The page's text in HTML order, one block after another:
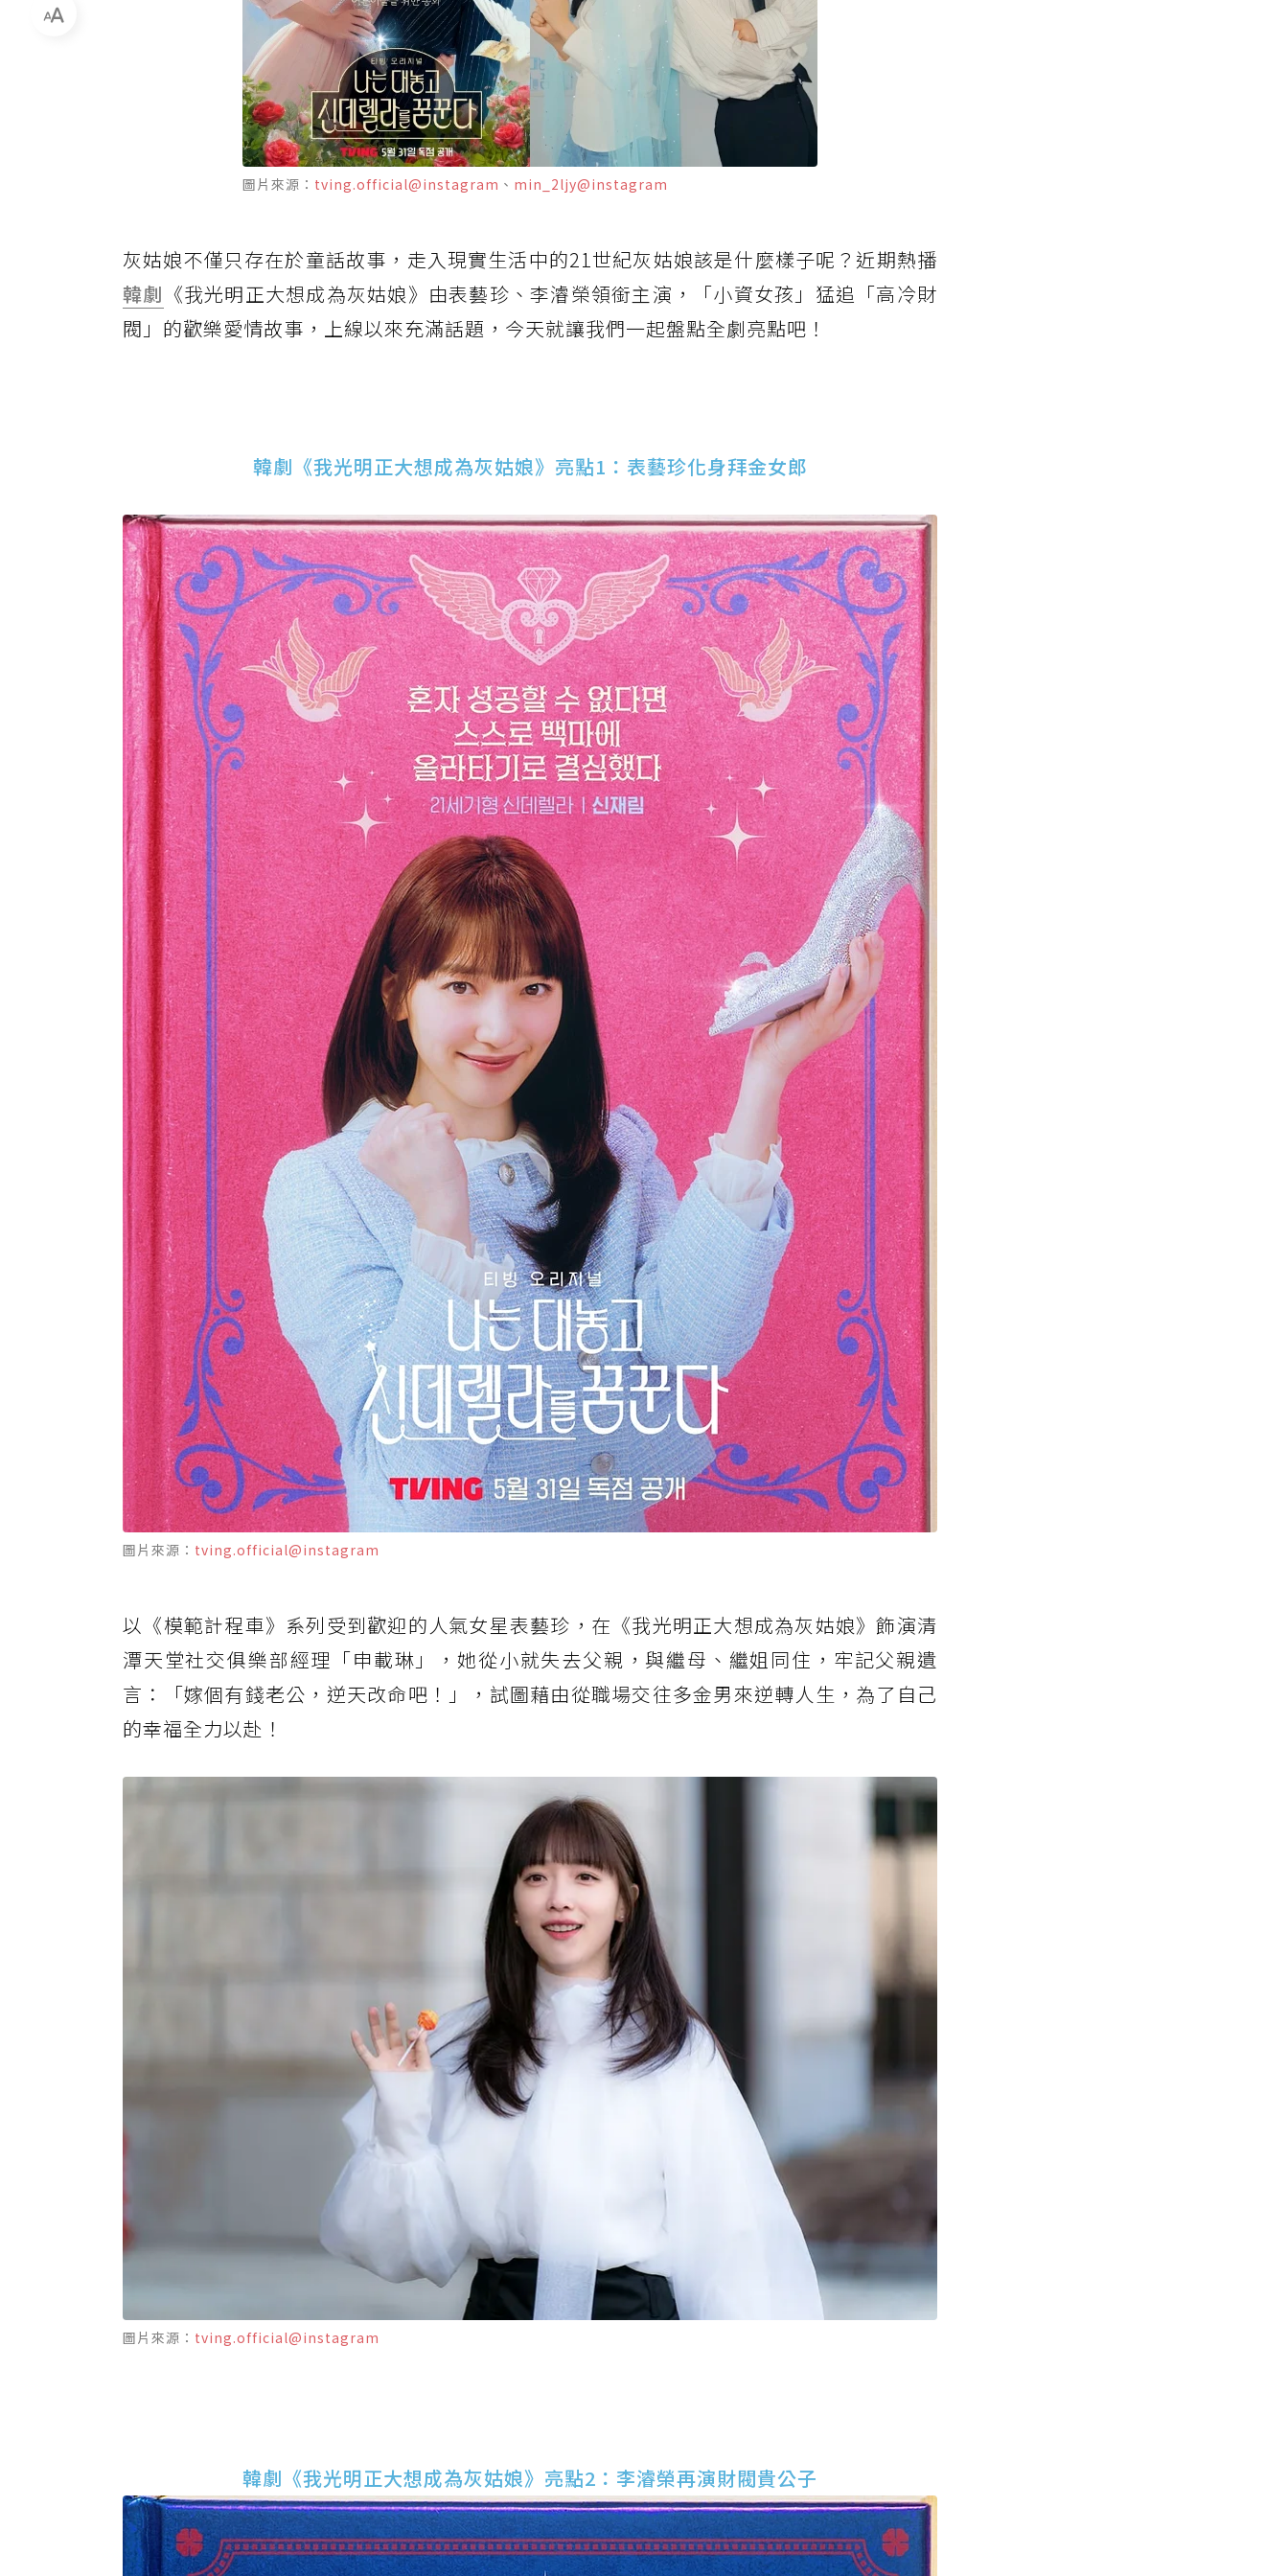
圖片來源： tving.official@instagram 、 min_2ljy@instagram
灰姑娘不僅只存在於童話故事，走入現實生活中的21世紀灰姑娘該是什麼樣子呢？近期熱播
韓劇 《我光明正大想成為灰姑娘》由表藝珍、李濬榮領銜主演，「小資女孩」猛追「高冷財
閥」的歡樂愛情故事，上線以來充滿話題，今天就讓我們一起盤點全劇亮點吧！
韓劇《我光明正大想成為灰姑娘》亮點1：表藝珍化身拜金女郎
圖片來源： tving.official@instagram
以《模範計程車》系列受到歡迎的人氣女星表藝珍，在《我光明正大想成為灰姑娘》飾演清
潭天堂社交俱樂部經理「申載琳」，她從小就失去父親，與繼母、繼姐同住，牢記父親遺
言：「嫁個有錢老公，逆天改命吧！」，試圖藉由從職場交往多金男來逆轉人生，為了自己
的幸福全力以赴！
圖片來源： tving.official@instagram
韓劇《我光明正大想成為灰姑娘》亮點2：李濬榮再演財閥貴公子